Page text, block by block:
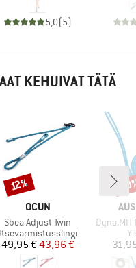
5,0(5)
KEHUIVAT TÄTÄ
MERKKI
OCUN
Tuote
Sbea Adjust Twin
Tuoteryhmä
Itsevarmistusslingi
Hinta
49,95 €Alennettu hinta
43,96 €
Alennus
12%
Tuote
Dyna.MIT